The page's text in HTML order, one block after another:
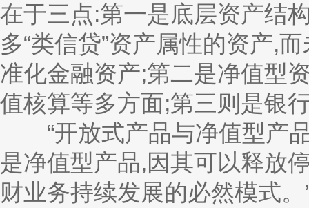
在于三点:第一是底层资产结
多“类信贷”资产属性的资产,
准化金融资产;第二是净值型
值核算等多方面;第三则是银
“开放式产品与净值型产品
是净值型产品,因其可以释放
财业务持续发展的必然模式